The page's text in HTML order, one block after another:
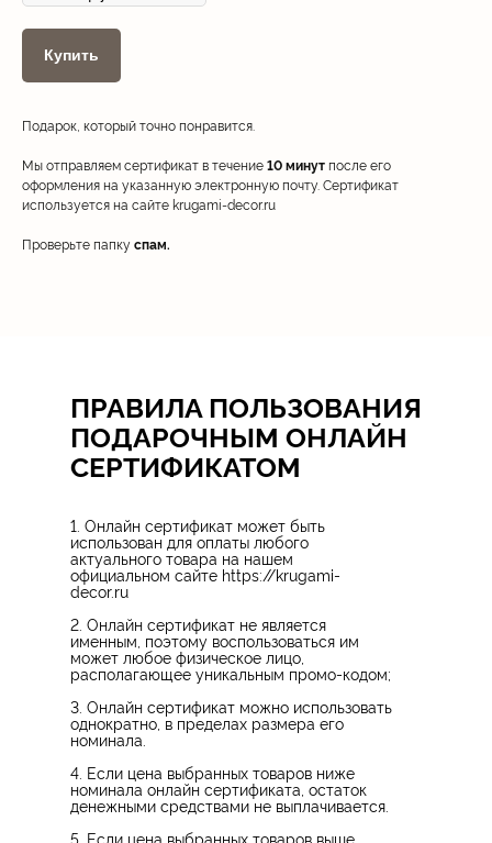
Купить
Подарок, который точно понравится.
Мы отправляем сертификат в течение10 минутпосле его
оформления на указанную электронную почту. Сертификат
используется на сайте krugami-decor.ru
Проверьте папку спам.
ПРАВИЛА ПОЛЬЗОВАНИЯ
ПОДАРОЧНЫМ ОНЛАЙН
СЕРТИФИКАТОМ
1. Онлайн сертификат может быть
использован для оплаты любого
актуального товара на нашем
официальном сайте https://krugami-
decor.ru
2. Онлайн сертификат не является
именным, поэтому воспользоваться им
может любое физическое лицо,
располагающее уникальным промо-кодом;
3. Онлайн сертификат можно использовать
однократно, в пределах размера его
номинала.
4. Если цена выбранных товаров ниже
номинала онлайн сертификата, остаток
денежными средствами не выплачивается.
5. Если цена выбранных товаров выше